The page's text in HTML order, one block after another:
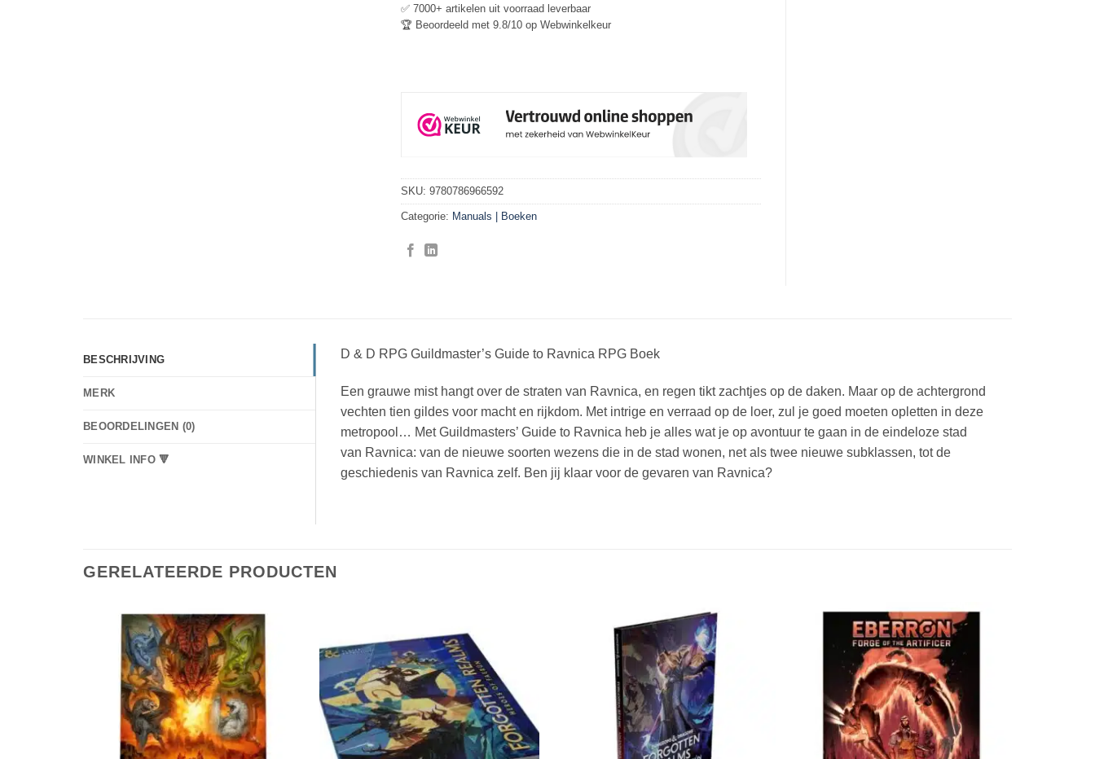
✅ 7000+ artikelen uit voorraad leverbaar
🏆 Beoordeeld met 9.8/10 op Webwinkelkeur
SKU: 9780786966592
Categorie: Manuals | Boeken
BESCHRIJVING
MERK
BEOORDELINGEN (0)
WINKEL INFO 🔻
D & D RPG Guildmaster’s Guide to Ravnica RPG Boek
Een grauwe mist hangt over de straten van Ravnica, en regen tikt zachtjes op de daken. Maar op de achtergrond
vechten tien gildes voor macht en rijkdom. Met intrige en verraad op de loer, zul je goed moeten opletten in deze
metropool… Met Guildmasters’ Guide to Ravnica heb je alles wat je op avontuur te gaan in de eindeloze stad
van Ravnica: van de nieuwe soorten wezens die in de stad wonen, net als twee nieuwe subklassen, tot de
geschiedenis van Ravnica zelf. Ben jij klaar voor de gevaren van Ravnica?
GERELATEERDE PRODUCTEN